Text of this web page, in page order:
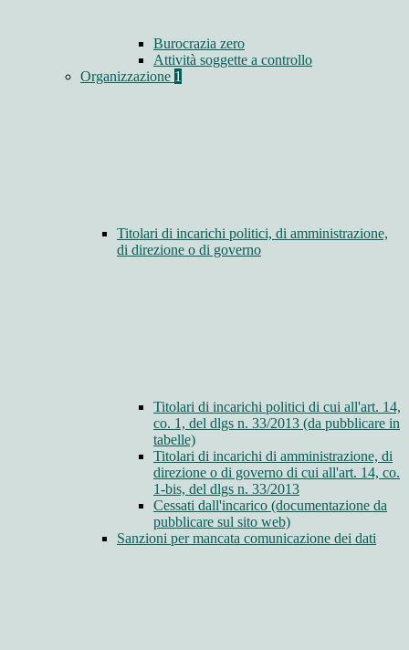
Burocrazia zero
Attività soggette a controllo
Organizzazione 1
Titolari di incarichi politici, di amministrazione,
di direzione o di governo
Titolari di incarichi politici di cui all'art. 14,
co. 1, del dlgs n. 33/2013 (da pubblicare in
tabelle)
Titolari di incarichi di amministrazione, di
direzione o di governo di cui all'art. 14, co.
1-bis, del dlgs n. 33/2013
Cessati dall'incarico (documentazione da
pubblicare sul sito web)
Sanzioni per mancata comunicazione dei dati